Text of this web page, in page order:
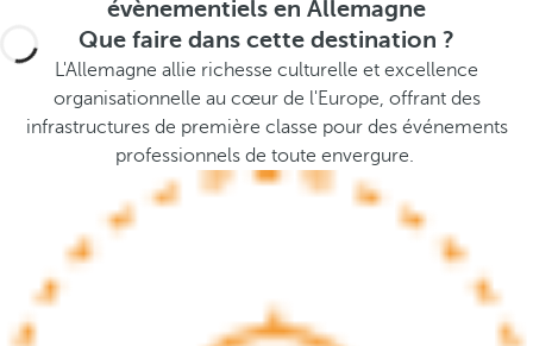
o
évènementiels en Allemagne
Que faire dans cette destination ?
L'Allemagne allie richesse culturelle et excellence
organisationnelle au cœur de l'Europe, offrant des
infrastructures de première classe pour des événements
professionnels de toute envergure.